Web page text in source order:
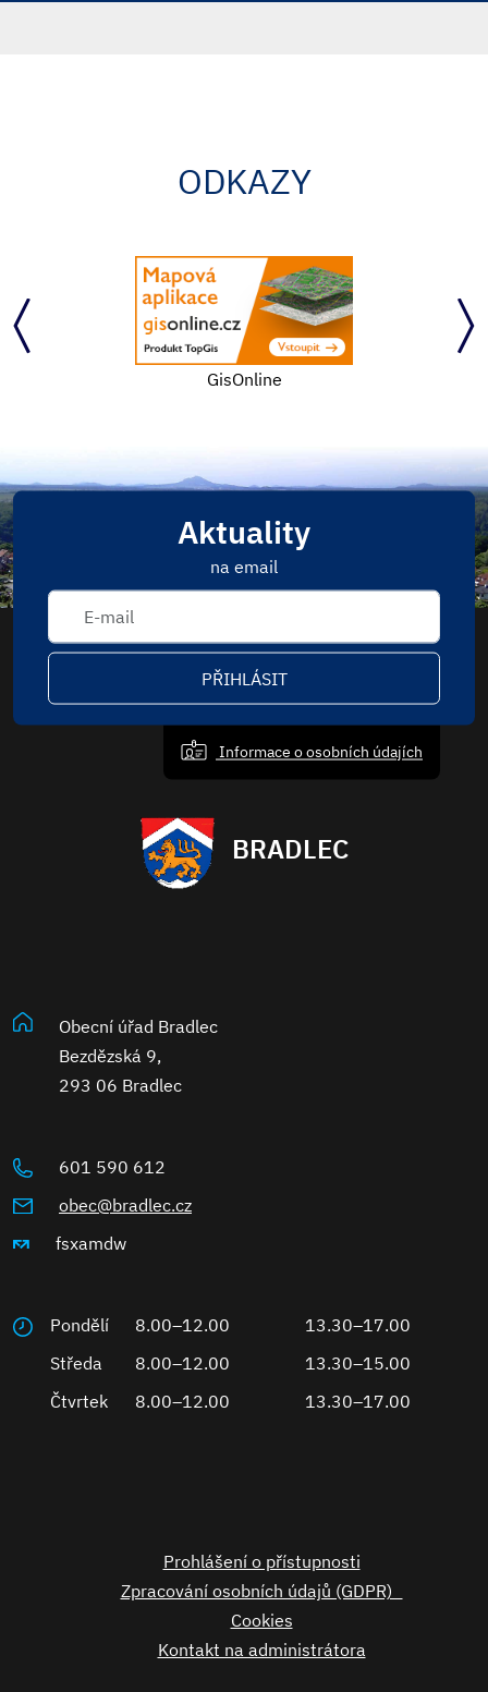
ODKAZY
GisOnline
Aktuality
na email
PŘIHLÁSIT
Informace o osobních údajích
BRADLEC
Obecní úřad Bradlec
Bezdězská 9,
293 06 Bradlec
601 590 612
obec@bradlec.cz
fsxamdw
Pondělí 8.00–12.00
13.30–17.00
Středa
8.00–12.00
13.30–15.00
Čtvrtek
8.00–12.00 13.30–17.00
Prohlášení o přístupnosti
Zpracování osobních údajů (GDPR)
Cookies
Kontakt na administrátora